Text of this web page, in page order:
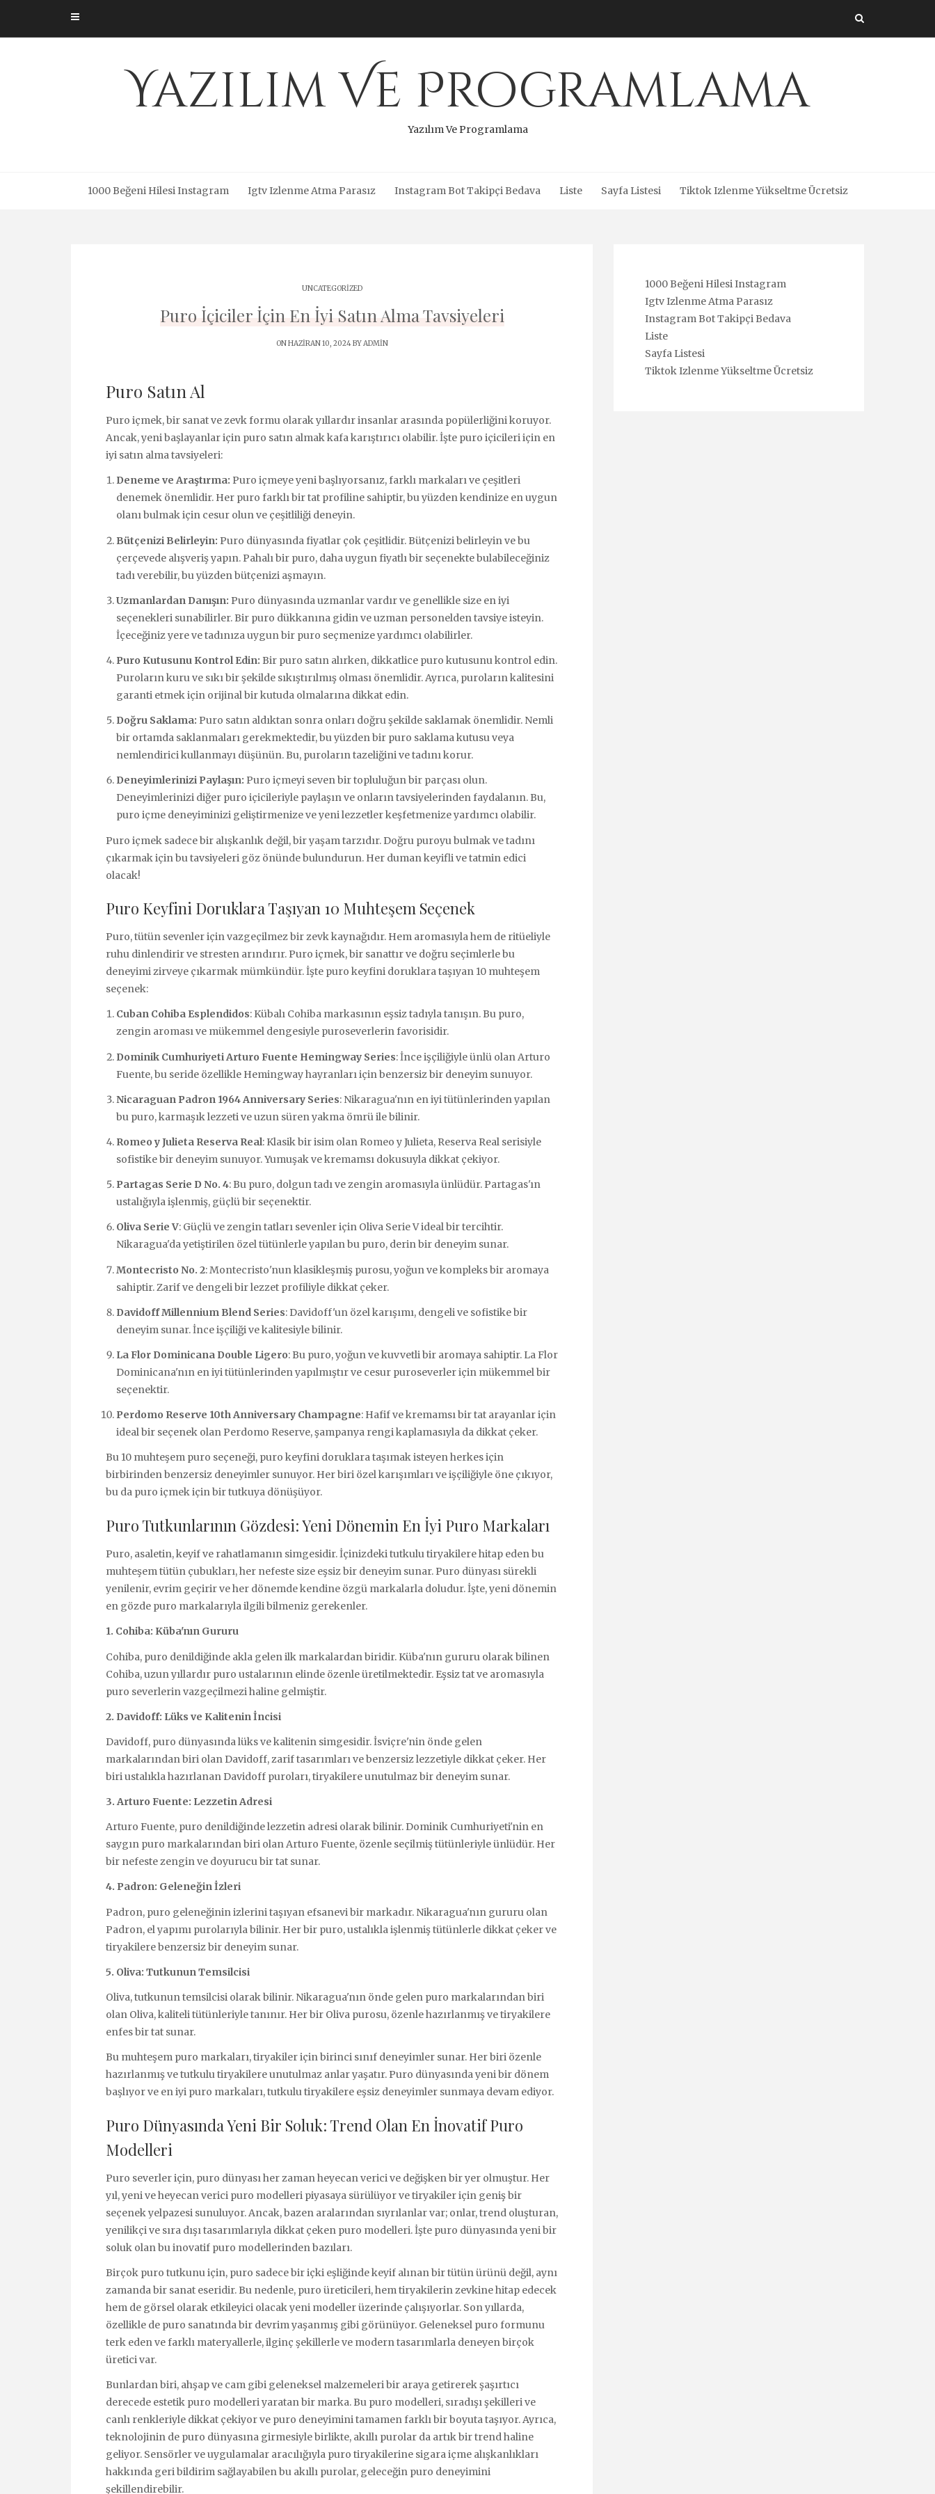
content
Yazılım Ve Programlama
Yazılım Ve Programlama
1000 Beğeni Hilesi Instagram Igtv Izlenme Atma Parasız Instagram Bot Takipçi Bedava Liste Sayfa Listesi Tiktok Izlenme Yükseltme Ücretsiz
UNCATEGORIZED
Puro İçiciler İçin En İyi Satın Alma Tavsiyeleri
ON HAZIRAN 10, 2024 BYADMIN
Puro Satın Al
Puro içmek, bir sanat ve zevk formu olarak yıllardır insanlar arasında popülerliğini koruyor.
Ancak, yeni başlayanlar için puro satın almak kafa karıştırıcı olabilir. İşte puro içicileri için en
iyi satın alma tavsiyeleri:
Deneme ve Araştırma: Puro içmeye yeni başlıyorsanız, farklı markaları ve çeşitleri
denemek önemlidir. Her puro farklı bir tat profiline sahiptir, bu yüzden kendinize en uygun
olanı bulmak için cesur olun ve çeşitliliği deneyin.
Bütçenizi Belirleyin: Puro dünyasında fiyatlar çok çeşitlidir. Bütçenizi belirleyin ve bu
çerçevede alışveriş yapın. Pahalı bir puro, daha uygun fiyatlı bir seçenekte bulabileceğiniz
tadı verebilir, bu yüzden bütçenizi aşmayın.
Uzmanlardan Danışın: Puro dünyasında uzmanlar vardır ve genellikle size en iyi
seçenekleri sunabilirler. Bir puro dükkanına gidin ve uzman personelden tavsiye isteyin.
İçeceğiniz yere ve tadınıza uygun bir puro seçmenize yardımcı olabilirler.
Puro Kutusunu Kontrol Edin: Bir puro satın alırken, dikkatlice puro kutusunu kontrol edin.
Puroların kuru ve sıkı bir şekilde sıkıştırılmış olması önemlidir. Ayrıca, puroların kalitesini
garanti etmek için orijinal bir kutuda olmalarına dikkat edin.
Doğru Saklama: Puro satın aldıktan sonra onları doğru şekilde saklamak önemlidir. Nemli
bir ortamda saklanmaları gerekmektedir, bu yüzden bir puro saklama kutusu veya
nemlendirici kullanmayı düşünün. Bu, puroların tazeliğini ve tadını korur.
Deneyimlerinizi Paylaşın: Puro içmeyi seven bir topluluğun bir parçası olun.
Deneyimlerinizi diğer puro içicileriyle paylaşın ve onların tavsiyelerinden faydalanın. Bu,
puro içme deneyiminizi geliştirmenize ve yeni lezzetler keşfetmenize yardımcı olabilir.
Puro içmek sadece bir alışkanlık değil, bir yaşam tarzıdır. Doğru puroyu bulmak ve tadını
çıkarmak için bu tavsiyeleri göz önünde bulundurun. Her duman keyifli ve tatmin edici
olacak!
Puro Keyfini Doruklara Taşıyan 10 Muhteşem Seçenek
Puro, tütün sevenler için vazgeçilmez bir zevk kaynağıdır. Hem aromasıyla hem de ritüeliyle
ruhu dinlendirir ve stresten arındırır. Puro içmek, bir sanattır ve doğru seçimlerle bu
deneyimi zirveye çıkarmak mümkündür. İşte puro keyfini doruklara taşıyan 10 muhteşem
seçenek:
Cuban Cohiba Esplendidos: Kübalı Cohiba markasının eşsiz tadıyla tanışın. Bu puro,
zengin aroması ve mükemmel dengesiyle puroseverlerin favorisidir.
Dominik Cumhuriyeti Arturo Fuente Hemingway Series: İnce işçiliğiyle ünlü olan Arturo
Fuente, bu seride özellikle Hemingway hayranları için benzersiz bir deneyim sunuyor.
Nicaraguan Padron 1964 Anniversary Series: Nikaragua'nın en iyi tütünlerinden yapılan
bu puro, karmaşık lezzeti ve uzun süren yakma ömrü ile bilinir.
Romeo y Julieta Reserva Real: Klasik bir isim olan Romeo y Julieta, Reserva Real serisiyle
sofistike bir deneyim sunuyor. Yumuşak ve kremamsı dokusuyla dikkat çekiyor.
Partagas Serie D No. 4: Bu puro, dolgun tadı ve zengin aromasıyla ünlüdür. Partagas'ın
ustalığıyla işlenmiş, güçlü bir seçenektir.
Oliva Serie V: Güçlü ve zengin tatları sevenler için Oliva Serie V ideal bir tercihtir.
Nikaragua'da yetiştirilen özel tütünlerle yapılan bu puro, derin bir deneyim sunar.
Montecristo No. 2: Montecristo'nun klasikleşmiş purosu, yoğun ve kompleks bir aromaya
sahiptir. Zarif ve dengeli bir lezzet profiliyle dikkat çeker.
Davidoff Millennium Blend Series: Davidoff'un özel karışımı, dengeli ve sofistike bir
deneyim sunar. İnce işçiliği ve kalitesiyle bilinir.
La Flor Dominicana Double Ligero: Bu puro, yoğun ve kuvvetli bir aromaya sahiptir. La Flor
Dominicana'nın en iyi tütünlerinden yapılmıştır ve cesur puroseverler için mükemmel bir
seçenektir.
Perdomo Reserve 10th Anniversary Champagne: Hafif ve kremamsı bir tat arayanlar için
ideal bir seçenek olan Perdomo Reserve, şampanya rengi kaplamasıyla da dikkat çeker.
Bu 10 muhteşem puro seçeneği, puro keyfini doruklara taşımak isteyen herkes için
birbirinden benzersiz deneyimler sunuyor. Her biri özel karışımları ve işçiliğiyle öne çıkıyor,
bu da puro içmek için bir tutkuya dönüşüyor.
Puro Tutkunlarının Gözdesi: Yeni Dönemin En İyi Puro Markaları
Puro, asaletin, keyif ve rahatlamanın simgesidir. İçinizdeki tutkulu tiryakilere hitap eden bu
muhteşem tütün çubukları, her nefeste size eşsiz bir deneyim sunar. Puro dünyası sürekli
yenilenir, evrim geçirir ve her dönemde kendine özgü markalarla doludur. İşte, yeni dönemin
en gözde puro markalarıyla ilgili bilmeniz gerekenler.
1. Cohiba: Küba'nın Gururu
Cohiba, puro denildiğinde akla gelen ilk markalardan biridir. Küba'nın gururu olarak bilinen
Cohiba, uzun yıllardır puro ustalarının elinde özenle üretilmektedir. Eşsiz tat ve aromasıyla
puro severlerin vazgeçilmezi haline gelmiştir.
2. Davidoff: Lüks ve Kalitenin İncisi
Davidoff, puro dünyasında lüks ve kalitenin simgesidir. İsviçre'nin önde gelen
markalarından biri olan Davidoff, zarif tasarımları ve benzersiz lezzetiyle dikkat çeker. Her
biri ustalıkla hazırlanan Davidoff puroları, tiryakilere unutulmaz bir deneyim sunar.
3. Arturo Fuente: Lezzetin Adresi
Arturo Fuente, puro denildiğinde lezzetin adresi olarak bilinir. Dominik Cumhuriyeti'nin en
saygın puro markalarından biri olan Arturo Fuente, özenle seçilmiş tütünleriyle ünlüdür. Her
bir nefeste zengin ve doyurucu bir tat sunar.
4. Padron: Geleneğin İzleri
Padron, puro geleneğinin izlerini taşıyan efsanevi bir markadır. Nikaragua'nın gururu olan
Padron, el yapımı purolarıyla bilinir. Her bir puro, ustalıkla işlenmiş tütünlerle dikkat çeker ve
tiryakilere benzersiz bir deneyim sunar.
5. Oliva: Tutkunun Temsilcisi
Oliva, tutkunun temsilcisi olarak bilinir. Nikaragua'nın önde gelen puro markalarından biri
olan Oliva, kaliteli tütünleriyle tanınır. Her bir Oliva purosu, özenle hazırlanmış ve tiryakilere
enfes bir tat sunar.
Bu muhteşem puro markaları, tiryakiler için birinci sınıf deneyimler sunar. Her biri özenle
hazırlanmış ve tutkulu tiryakilere unutulmaz anlar yaşatır. Puro dünyasında yeni bir dönem
başlıyor ve en iyi puro markaları, tutkulu tiryakilere eşsiz deneyimler sunmaya devam ediyor.
Puro Dünyasında Yeni Bir Soluk: Trend Olan En İnovatif Puro
Modelleri
Puro severler için, puro dünyası her zaman heyecan verici ve değişken bir yer olmuştur. Her
yıl, yeni ve heyecan verici puro modelleri piyasaya sürülüyor ve tiryakiler için geniş bir
seçenek yelpazesi sunuluyor. Ancak, bazen aralarından sıyrılanlar var; onlar, trend oluşturan,
yenilikçi ve sıra dışı tasarımlarıyla dikkat çeken puro modelleri. İşte puro dünyasında yeni bir
soluk olan bu inovatif puro modellerinden bazıları.
Birçok puro tutkunu için, puro sadece bir içki eşliğinde keyif alınan bir tütün ürünü değil, aynı
zamanda bir sanat eseridir. Bu nedenle, puro üreticileri, hem tiryakilerin zevkine hitap edecek
hem de görsel olarak etkileyici olacak yeni modeller üzerinde çalışıyorlar. Son yıllarda,
özellikle de puro sanatında bir devrim yaşanmış gibi görünüyor. Geleneksel puro formunu
terk eden ve farklı materyallerle, ilginç şekillerle ve modern tasarımlarla deneyen birçok
üretici var.
Bunlardan biri, ahşap ve cam gibi geleneksel malzemeleri bir araya getirerek şaşırtıcı
derecede estetik puro modelleri yaratan bir marka. Bu puro modelleri, sıradışı şekilleri ve
canlı renkleriyle dikkat çekiyor ve puro deneyimini tamamen farklı bir boyuta taşıyor. Ayrıca,
teknolojinin de puro dünyasına girmesiyle birlikte, akıllı purolar da artık bir trend haline
geliyor. Sensörler ve uygulamalar aracılığıyla puro tiryakilerine sigara içme alışkanlıkları
hakkında geri bildirim sağlayabilen bu akıllı purolar, geleceğin puro deneyimini
şekillendirebilir.
1000 Beğeni Hilesi Instagram
Igtv Izlenme Atma Parasız
Instagram Bot Takipçi Bedava
Liste
Sayfa Listesi
Tiktok Izlenme Yükseltme Ücretsiz